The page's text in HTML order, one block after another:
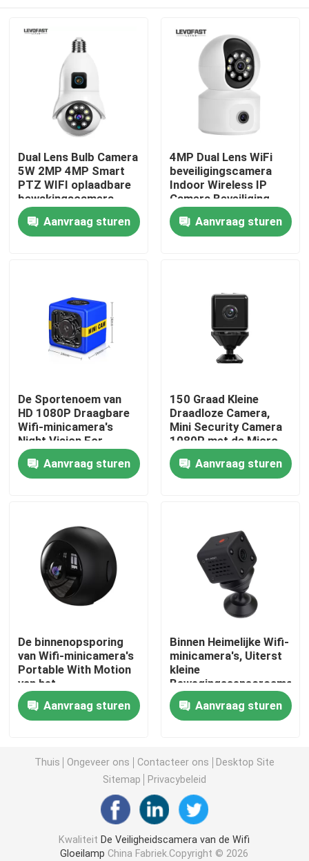
Thuis
Producten
Video's
Fabriekstocht
Neem contact met ons op
Nieuws
De Veiligheidscamera van de Wifi Gloeilamp
De binnencamera's van de Huisveiligheid
4G zonnecamera
Zonnewifi-Camera
Draadloze IP Camera
Slimme Draadloze Wifi-Camera
PTZ-Camera Openlucht
Dual Lens Bulb Camera
5W 2MP 4MP Smart
PTZ WIFI oplaadbare
bewakingscamera
Aanvraag sturen
4MP Dual Lens WiFi
beveiligingscamera
Indoor Wireless IP
Camera Beveiliging
PTZ WIFI Smart
CameraAanvraag sturen
De Sportenoem van
HD 1080P Draagbare
Wifi-minicamera's
Night Vision For
Openluchtodm
Aanvraag sturen
150 Graad Kleine
Draadloze Camera,
Mini Security Camera
1080P met de Micro-
Interface van USB
Aanvraag sturen
De binnenopsporing
van Wifi-minicamera's
Portable With Motion
van het
Veiligheidskindermeisje
Aanvraag sturen
Binnen Heimelijke Wifi-
minicamera's, Uiterst
kleine
Bewegingssensorcamera
voor Huisbureau
Aanvraag sturen
Thuis Ongeveer ons Contacteer ons
Desktop Site
Sitemap
Privacybeleid
Kwaliteit De Veiligheidscamera van de Wifi
Gloeilamp China Fabriek.Copyright © 2026